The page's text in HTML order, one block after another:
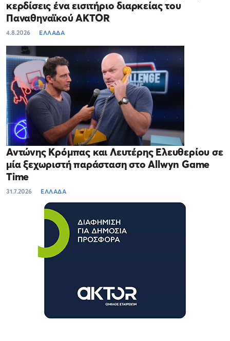
κερδίσεις ένα εισιτήριο διαρκείας του
Παναθηναϊκού AKTOR
4.8.2026 ΕΛΛΑΔΑ
Αντώνης Κρόμπας και Λευτέρης Ελευθερίου σε
μία ξεχωριστή παράσταση στο Allwyn Game
Time
31.7.2026 ΕΛΛΑΔΑ